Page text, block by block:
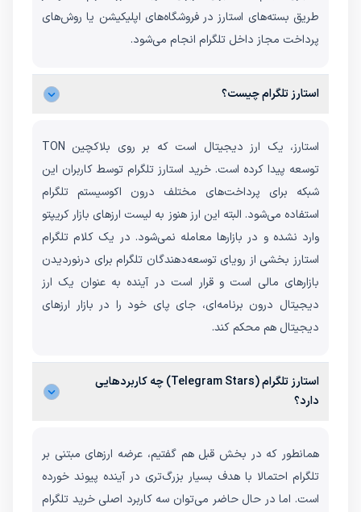
طریق بسته‌های استارز در فروشگاه‌های اپلیکیشن یا روش‌های
پرداخت مجاز داخل تلگرام انجام می‌شود.
استارز تلگرام چیست؟
استارز، یک ارز دیجیتال است که بر روی بلاکچین TON
توسعه پیدا کرده است. خرید استارز تلگرام توسط کاربران این
شبکه برای پرداخت‌های مختلف درون اکوسیستم تلگرام
استفاده می‌شود. البته این ارز هنوز به لیست ارزهای بازار کریپتو
وارد نشده و در بازارها معامله نمی‌شود. در یک کلام تلگرام
استارز بخشی از رویای توسعه‌دهندگان تلگرام برای درنوردیدن
بازارهای مالی است و قرار است در آینده به عنوان یک ارز
دیجیتال درون برنامه‌ای، جای پای خود را در بازار ارزهای
دیجیتال هم محکم کند.
استارز تلگرام (Telegram Stars) چه کاربردهایی
دارد؟
همانطور که در بخش‌ قبل هم گفتیم، عرضه ارزهای مبتنی بر
تلگرام احتمالا با هدف بسیار بزرگ‌تری در آینده پیوند خورده
است. اما در حال حاضر می‌توان سه کاربرد اصلی خرید تلگرام